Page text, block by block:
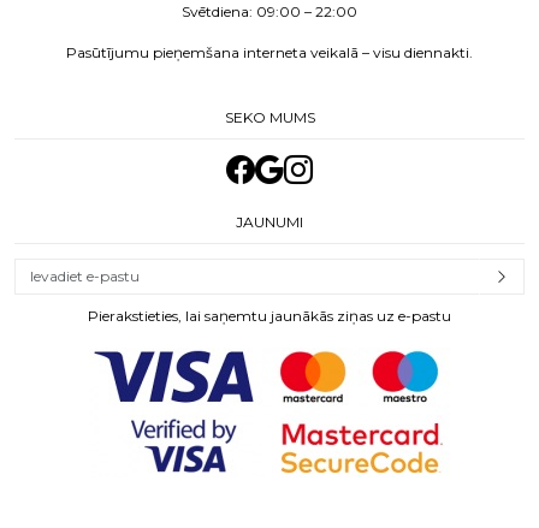
Svētdiena: 09:00 – 22:00
Pasūtījumu pieņemšana interneta veikalā – visu diennakti.
SEKO MUMS
JAUNUMI
Pierakstieties, lai saņemtu jaunākās ziņas uz e-pastu